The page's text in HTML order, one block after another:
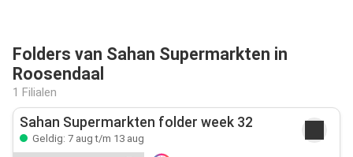
Folders van Sahan Supermarkten in
Roosendaal
1 Filialen
Sahan Supermarkten folder week 32
Geldig: 7 aug t/m 13 aug